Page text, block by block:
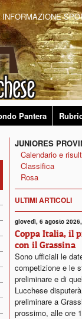
Pantera
JUNIORES
Calendario e
Classifica
Rosa
ULTIMI ARTICOLI
giovedì, 6 agosto
Coppa Italia, il
con il Grassina
Sono ufficiali le
competizione e le
preliminare e di
Lucchese
preliminare a
prossimo, alle ore